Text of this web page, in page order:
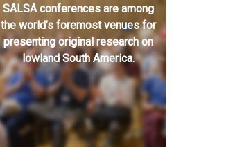
SALSA conferences are among
the world’s foremost venues for
presenting original research on
lowland South America.